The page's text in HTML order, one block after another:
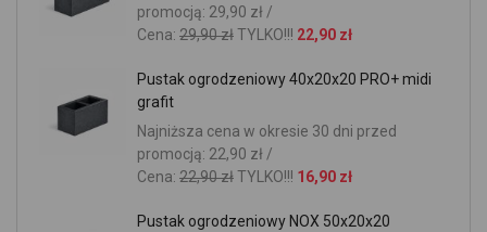
promocją: 29,90 zł /
Cena: 29,90 złTYLKO!!! 22,90 zł
Pustak ogrodzeniowy 40x20x20 PRO+ midi
grafit
Najniższa cena w okresie 30 dni przed
promocją: 22,90 zł /
Cena: 22,90 złTYLKO!!! 16,90 zł
Pustak ogrodzeniowy NOX 50x20x20